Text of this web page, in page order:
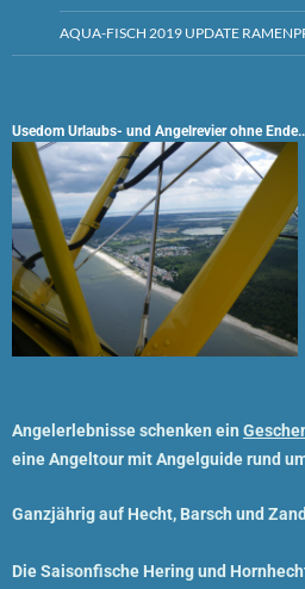
AQUA-FISCH 2019 UPDATE
Usedom Urlaubs- und Angelrevier ohne
Angelerlebnisse schenken ein
eine Angeltour mit Angelguide rund
Ganzjährig auf Hecht, Barsch und
Die Saisonfische Hering und